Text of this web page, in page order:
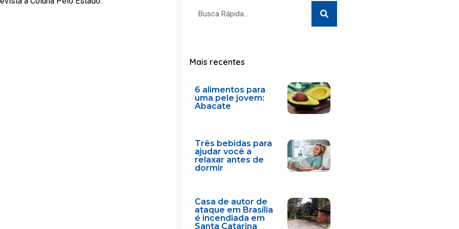
Search
Mais recentes
6 alimentos para
uma pele jovem:
Abacate
Três bebidas para
ajudar você a
relaxar antes de
dormir
Casa de autor de
ataque em Brasília
é incendiada em
Santa Catarina